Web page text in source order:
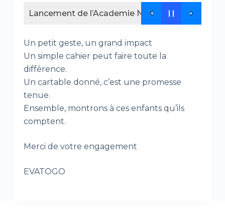
Lancement de l’Academie NEDEL Africa , un
Un petit geste, un grand impact
Un simple cahier peut faire toute la
différence.
Un cartable donné, c’est une promesse
tenue.
Ensemble, montrons à ces enfants qu’ils
comptent.
Merci de votre engagement
EVATOGO